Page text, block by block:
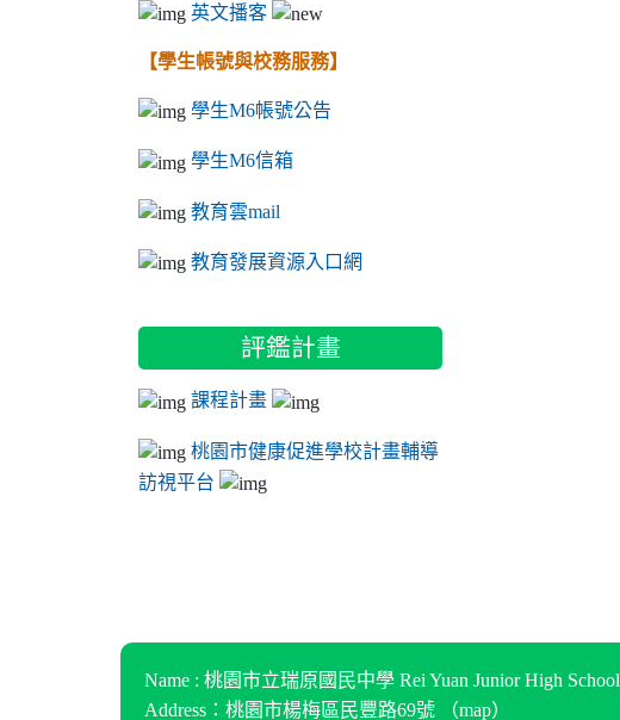
英文播客
【學生帳號與校務服務】
學生M6帳號公告
學生M6信箱
教育雲mail
教育發展資源入口網
評鑑計畫
課程計畫
桃園市健康促進學校計畫輔導
訪視平台
Name : 桃園市立瑞原國民中學 Rei Yuan Junior High School
Address：桃園市楊梅區民豐路69號 （map）